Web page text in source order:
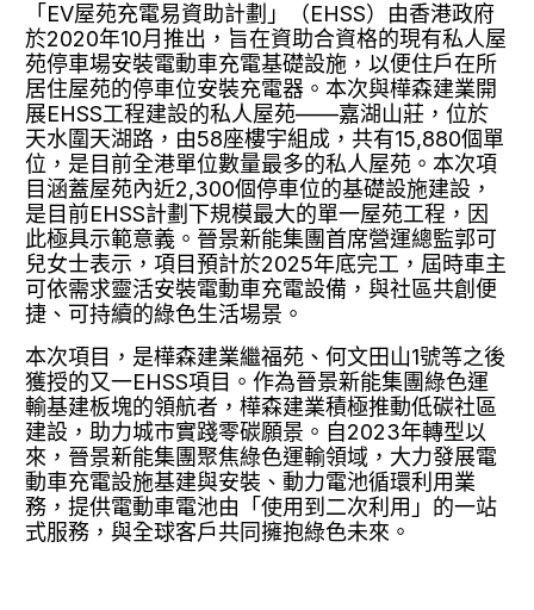
「EV屋苑充電易資助計劃」（EHSS）由香港政府
於2020年10月推出，旨在資助合資格的現有私人屋
苑停車場安裝電動車充電基礎設施，以便住戶在所
居住屋苑的停車位安裝充電器。本次與樺森建業開
展EHSS工程建設的私人屋苑——嘉湖山莊，位於
天水圍天湖路，由58座樓宇組成，共有15,880個單
位，是目前全港單位數量最多的私人屋苑。本次項
目涵蓋屋苑內近2,300個停車位的基礎設施建設，
是目前EHSS計劃下規模最大的單一屋苑工程，因
此極具示範意義。晉景新能集團首席營運總監郭可
兒女士表示，項目預計於2025年底完工，屆時車主
可依需求靈活安裝電動車充電設備，與社區共創便
捷、可持續的綠色生活場景。
本次項目，是樺森建業繼福苑、何文田山1號等之後
獲授的又一EHSS項目。作為晉景新能集團綠色運
輸基建板塊的領航者，樺森建業積極推動低碳社區
建設，助力城市實踐零碳願景。自2023年轉型以
來，晉景新能集團聚焦綠色運輸領域，大力發展電
動車充電設施基建與安裝、動力電池循環利用業
務，提供電動車電池由「使用到二次利用」的一站
式服務，與全球客戶共同擁抱綠色未來。